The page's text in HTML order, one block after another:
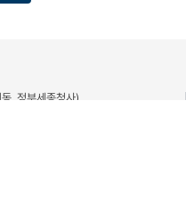
, 정부세종청사)